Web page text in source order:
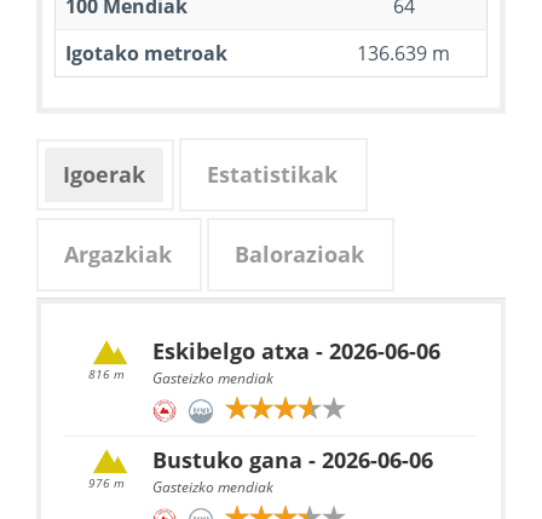
100 Mendiak
64
Igotako metroak
136.639 m
Igoerak Estatistikak
Argazkiak Balorazioak
816 m
Eskibelgo atxa - 2026-06-06
Gasteizko mendiak
976 m
Bustuko gana - 2026-06-06
Gasteizko mendiak